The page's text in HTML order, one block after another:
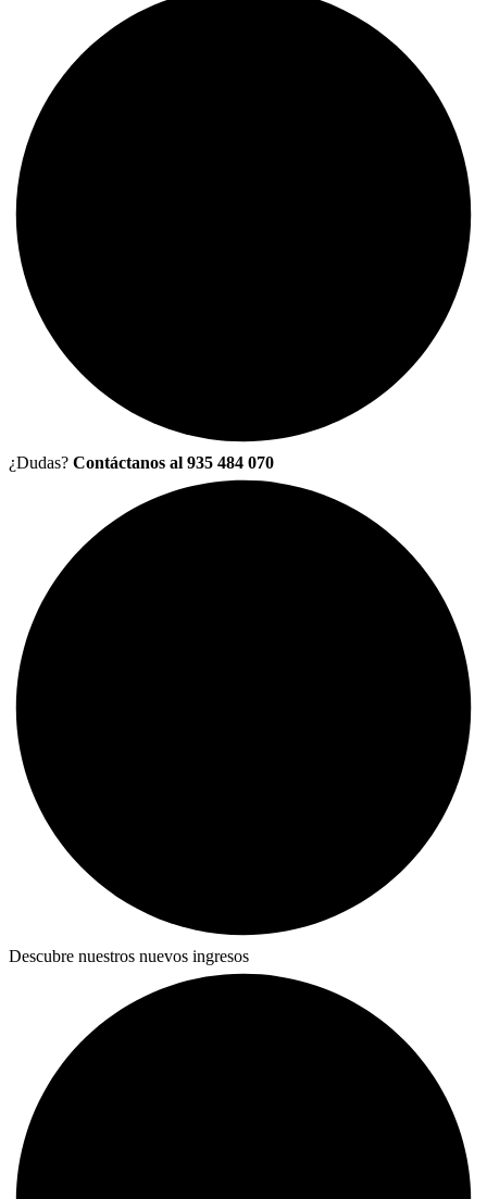
¿Dudas? Contáctanos al 935 484 070
Descubre nuestros nuevos ingresos